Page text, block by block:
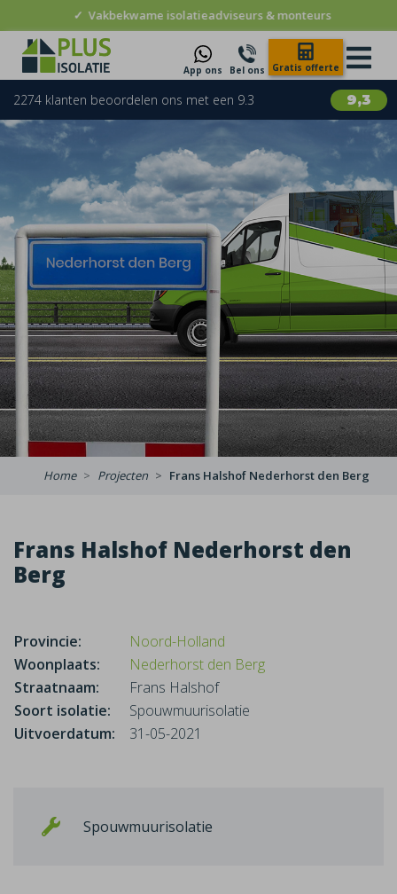
✓ Vakbekwame isolatieadviseurs & monteurs
App ons Bel ons Gratis offerte
9,3
2274 klanten beoordelen ons met een 9.3
Home Projecten Frans Halshof Nederhorst den Berg
Frans Halshof Nederhorst den
Berg
Provincie:
Noord-Holland
Woonplaats:
Nederhorst den Berg
Straatnaam:
Frans Halshof
Soort isolatie:
Spouwmuurisolatie
Uitvoerdatum:
31-05-2021
Spouwmuurisolatie